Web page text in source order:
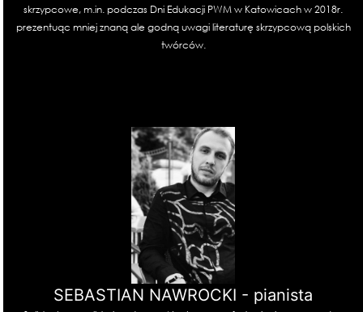
skrzypcowe, m.in. podczas Dni Edukacji PWM w Katowicach w 2018r.
prezentuąc mniej znaną ale godną uwagi literaturę skrzypcową polskich
twórców.
SEBASTIAN NAWROCKI - pianista